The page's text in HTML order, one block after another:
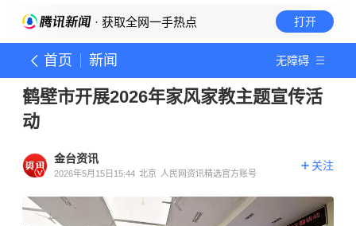
· 获取全网一手热点 打开
首页 新闻 无障碍
鹤壁市开展2026年家风家教主题宣传活
动
金台资讯
2026年5月15日15:44 北京 人民网资讯精选官方账号
关注